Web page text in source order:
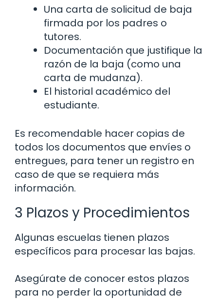
Una carta de solicitud de baja
firmada por los padres o
tutores.
Documentación que justifique la
razón de la baja (como una
carta de mudanza).
El historial académico del
estudiante.
Es recomendable hacer copias de
todos los documentos que envíes o
entregues, para tener un registro en
caso de que se requiera más
información.
3 Plazos y Procedimientos
Algunas escuelas tienen plazos
específicos para procesar las bajas.
Asegúrate de conocer estos plazos
para no perder la oportunidad de